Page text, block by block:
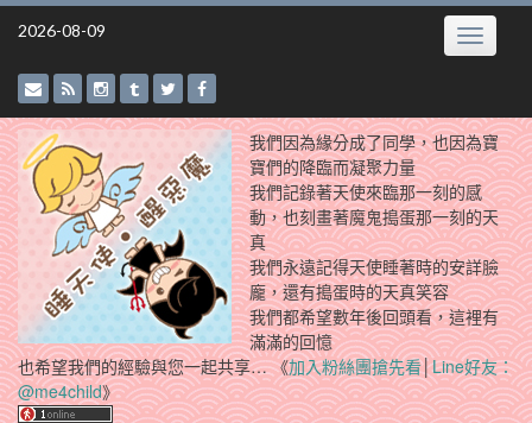
Skip
2026-08-09 Toggle
我們因為緣分成了同學，也因為寶
寶們的降臨而凝聚力量
我們記錄著天使來臨那一刻的感
動，也刻畫著魔鬼搗蛋那一刻的天
真
我們永遠記得天使睡著時的安詳臉
龐，還有搗蛋時的天真笑容
我們都希望數年後回頭看，這裡有
滿滿的回憶
也希望我們的經驗與您一起共享… 《加入粉絲團搶先看│Line好友：
@me4child》